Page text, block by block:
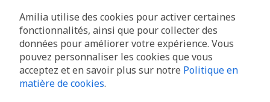
Amilia utilise des cookies pour activer certaines
fonctionnalités, ainsi que pour collecter des
données pour améliorer votre expérience. Vous
pouvez personnaliser les cookies que vous
acceptez et en savoir plus sur notre Politique en
matière de cookies.